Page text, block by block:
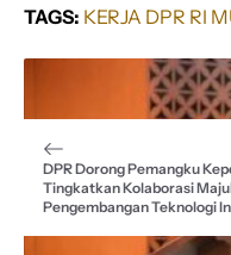
c
b
o
k
a
s
p
l
g
r
a
r
a
d
s
TAGS: KERJA DPR RI
DPR Dorong Pemangku
Tingkatkan Kolaborasi
Pengembangan Teknologi